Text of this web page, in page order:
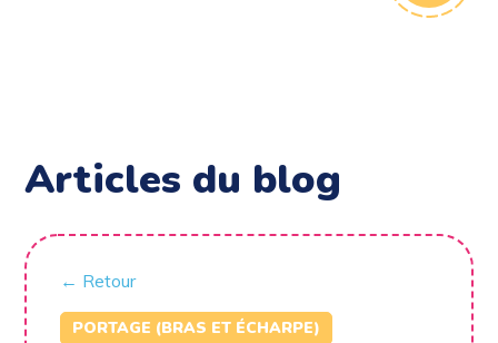
Articles du blog
← Retour
PORTAGE (BRAS ET ÉCHARPE)